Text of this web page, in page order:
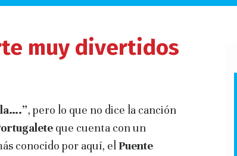
muy divertidos
, pero lo que no dice la canción
que cuenta con un
conocido por aquí, el Puente